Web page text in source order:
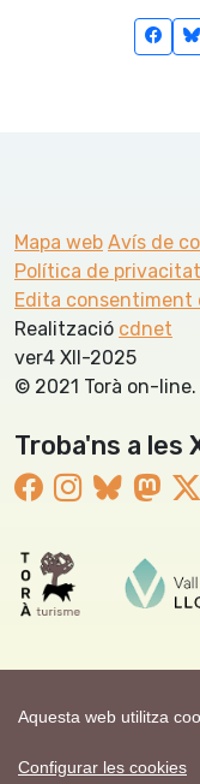
Aquesta web utilitza
Configurar les cookies
Mapa web Avís de
Política de privacitat
Edita consentiment
Realització cdnet
ver4 XII-2025
© 2021 Torà on-
Troba'ns a les